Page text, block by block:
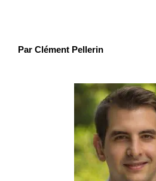
Par Clément Pellerin